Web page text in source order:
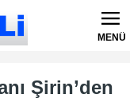
MENÜ
Şirin’den